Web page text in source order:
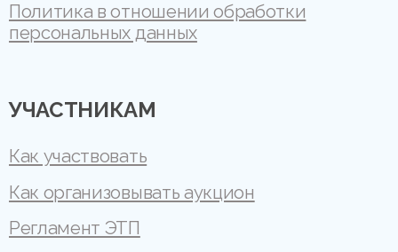
Политика в отношении обработки
персональных данных
УЧАСТНИКАМ
Как участвовать
Как организовывать аукцион
Регламент ЭТП